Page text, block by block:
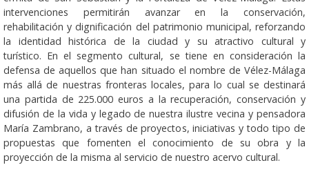
intervenciones permitirán avanzar en la conservación,
rehabilitación y dignificación del patrimonio municipal, reforzando
la identidad histórica de la ciudad y su atractivo cultural y
turístico. En el segmento cultural, se tiene en consideración la
defensa de aquellos que han situado el nombre de Vélez-Málaga
más allá de nuestras fronteras locales, para lo cual se destinará
una partida de 225.000 euros a la recuperación, conservación y
difusión de la vida y legado de nuestra ilustre vecina y pensadora
María Zambrano, a través de proyectos, iniciativas y todo tipo de
propuestas que fomenten el conocimiento de su obra y la
proyección de la misma al servicio de nuestro acervo cultural.